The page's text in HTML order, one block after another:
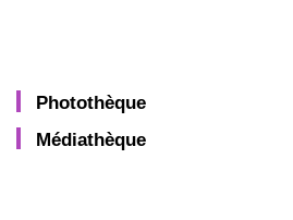
Photothèque
Médiathèque